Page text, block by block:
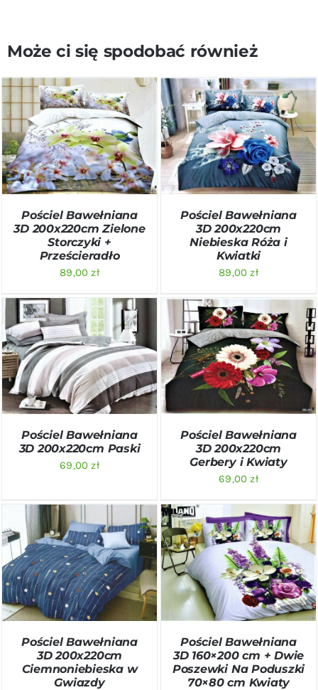
Może ci się spodobać również
DODAJ DO KOSZYKA
/
SZCZEGÓŁY
Pościel Bawełniana
3D 200x220cm Zielone
Storczyki +
Prześcieradło
89,00zł
DODAJ DO KOSZYKA
/
SZCZEGÓŁY
Pościel Bawełniana
3D 200x220cm
Niebieska Róża i
Kwiatki
89,00zł
DODAJ DO KOSZYKA
/
SZCZEGÓŁY
Pościel Bawełniana
3D 200x220cm Paski
69,00zł
DODAJ DO KOSZYKA
/
SZCZEGÓŁY
Pościel Bawełniana
3D 200x220cm
Gerbery i Kwiaty
69,00zł
DODAJ DO KOSZYKA
/
SZCZEGÓŁY
Pościel Bawełniana
3D 200x220cm
Ciemnoniebieska w
Gwiazdy
DODAJ DO KOSZYKA
/
SZCZEGÓŁY
Pościel Bawełniana
3D 160×200 cm + Dwie
Poszewki Na Poduszki
70×80 cm Kwiaty